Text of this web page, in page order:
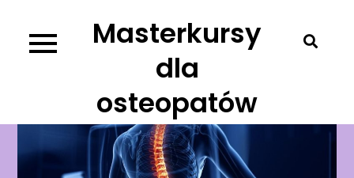
content
Masterkursy
dla
osteopatów